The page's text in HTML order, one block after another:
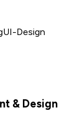
UI-Design
& Design